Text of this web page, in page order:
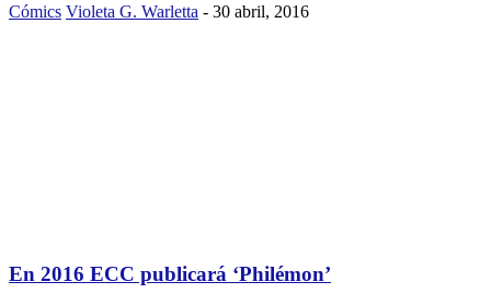
Cómics Violeta G. Warletta - 30 abril, 2016
En 2016 ECC publicará ‘Philémon’